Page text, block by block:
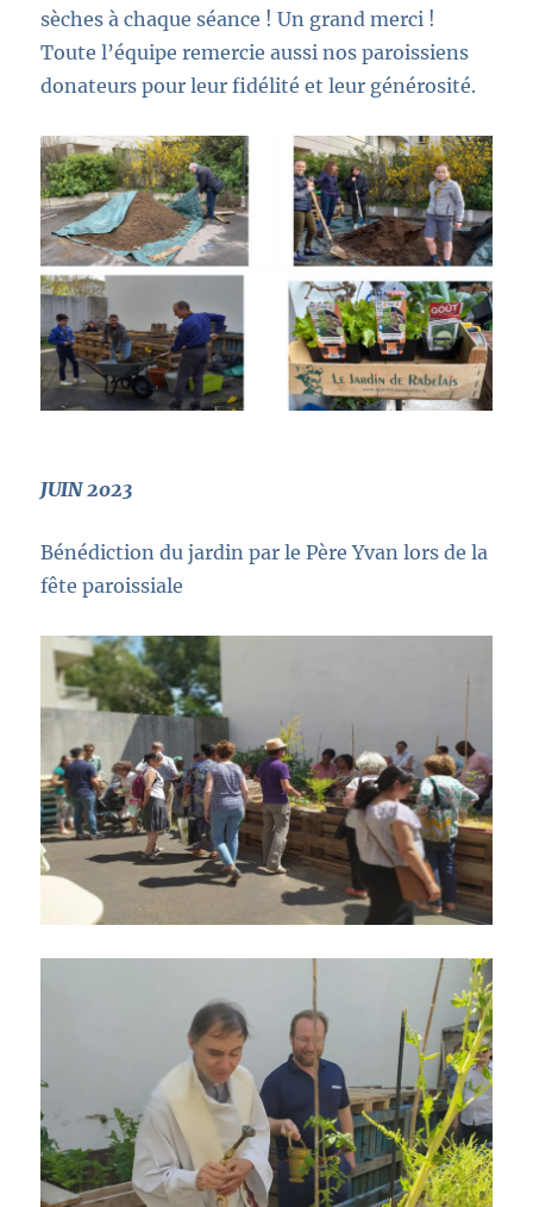
sèches à chaque séance ! Un grand merci !
Toute l’équipe remercie aussi nos paroissiens
donateurs pour leur fidélité et leur générosité.
JUIN 2023
Bénédiction du jardin par le Père Yvan lors de la
fête paroissiale